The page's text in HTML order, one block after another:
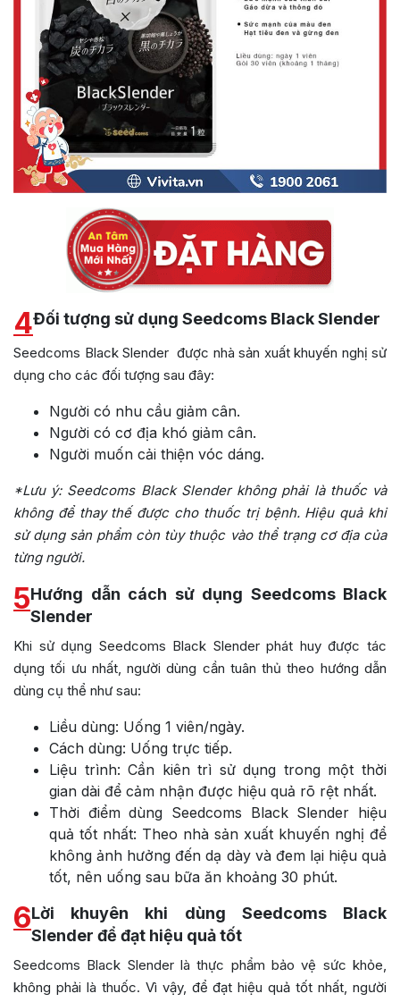
4Đối tượng sử dụng Seedcoms Black Slender
Seedcoms Black Slender được nhà sản xuất khuyến nghị sử
dụng cho các đối tượng sau đây:
Người có nhu cầu giảm cân.
Người có cơ địa khó giảm cân.
Người muốn cải thiện vóc dáng.
*Lưu ý:Seedcoms Black Slender không phải là thuốc và
không để thay thế được cho thuốc trị bệnh. Hiệu quả khi
sử dụng sản phẩm còn tùy thuộc vào thể trạng cơ địa của
từng người.
5Hướng dẫn cách sử dụng Seedcoms Black
Slender
Khi sử dụng Seedcoms Black Slender phát huy được tác
dụng tối ưu nhất, người dùng cần tuân thủ theo hướng dẫn
dùng cụ thể như sau:
Liều dùng: Uống 1 viên/ngày.
Cách dùng: Uống trực tiếp.
Liệu trình: Cần kiên trì sử dụng trong một thời
gian dài để cảm nhận được hiệu quả rõ rệt nhất.
Thời điểm dùng Seedcoms Black Slender hiệu
quả tốt nhất: Theo nhà sản xuất khuyến nghị để
không ảnh hưởng đến dạ dày và đem lại hiệu quả
tốt, nên uống sau bữa ăn khoảng 30 phút.
6Lời khuyên khi dùng Seedcoms Black
Slender để đạt hiệu quả tốt
Seedcoms Black Slender là thực phẩm bảo vệ sức khỏe,
không phải là thuốc. Vì vậy, để đạt hiệu quả tốt nhất, người